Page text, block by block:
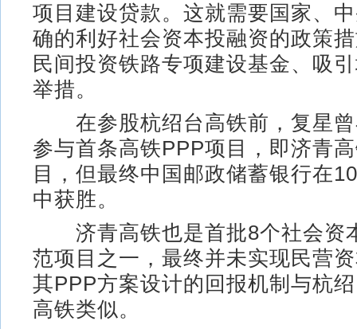
项目建设贷款。这就需要国家、
确的利好社会资本投融资的政策
民间投资铁路专项建设基金、吸
举措。
在参股杭绍台高铁前，复星曾
参与首条高铁PPP项目，即济青
目，但最终中国邮政储蓄银行在
中获胜。
济青高铁也是首批8个社会资
范项目之一，最终并未实现民营
其PPP方案设计的回报机制与杭
高铁类似。